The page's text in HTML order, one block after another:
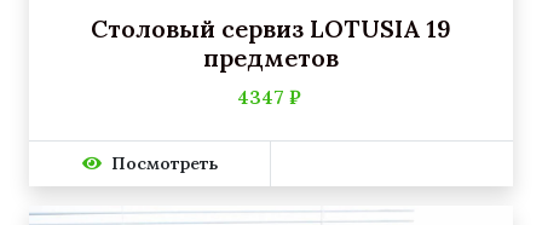
Столовый сервиз LOTUSIA 19
предметов
4347 ₽
Посмотреть